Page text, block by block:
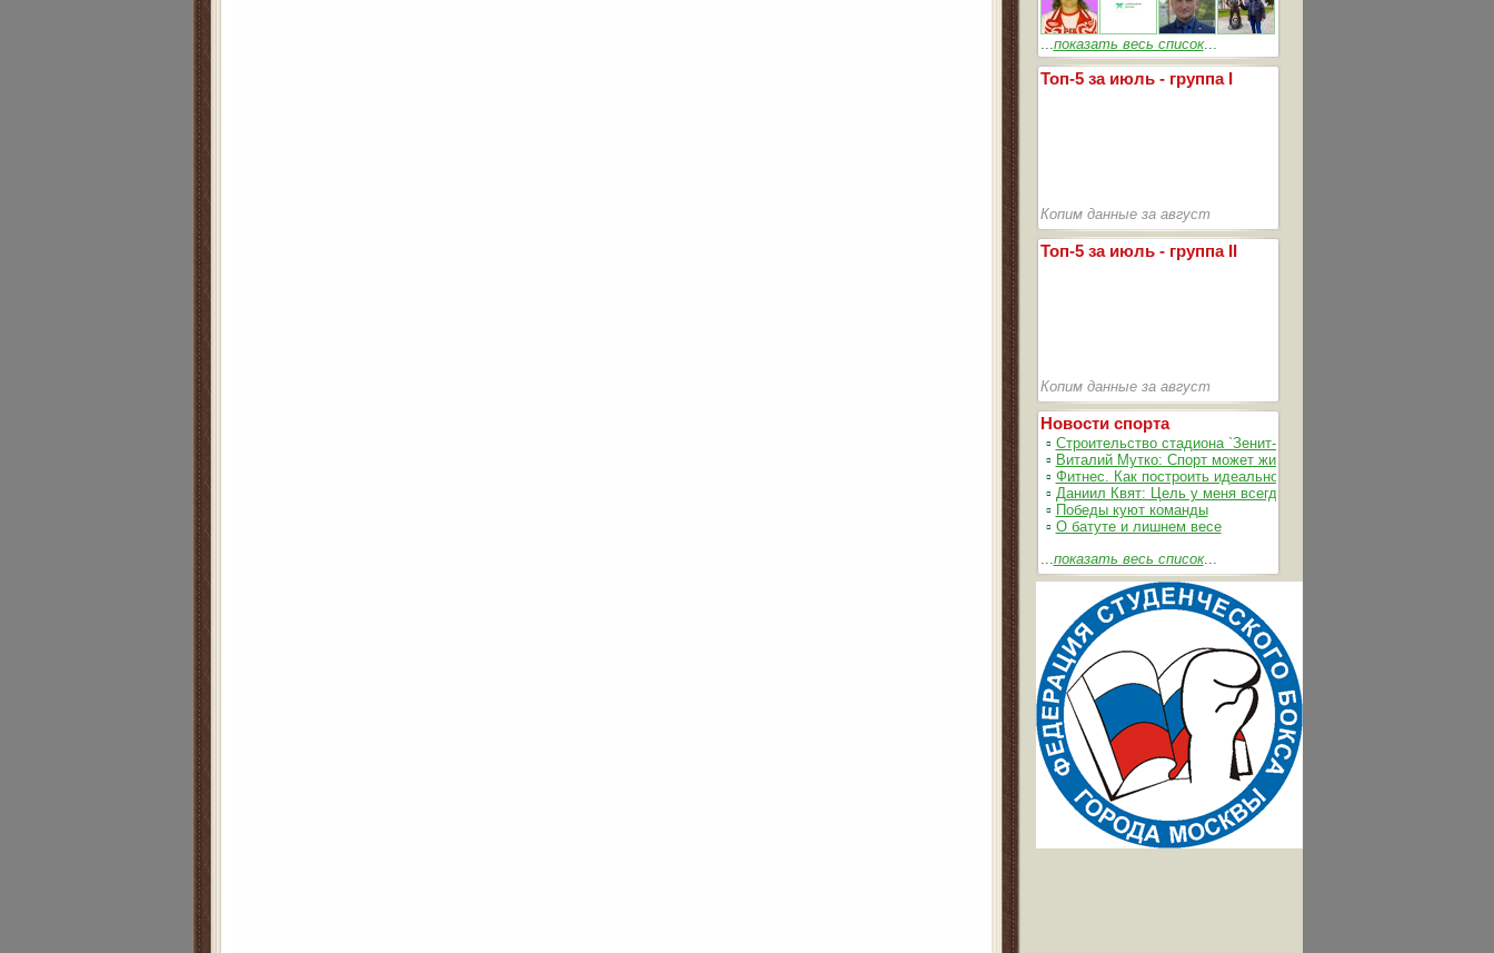
...показать весь список...
Топ-5 за июль - группа I
Копим данные за август
Топ-5 за июль - группа II
Копим данные за август
Новости спорта
▫ Строительство стадиона `Зенит-Арена` идет согласно графика
▫ Виталий Мутко: Спорт может жить без допинга
▫ Фитнес. Как построить идеальное тело
▫ Даниил Квят: Цель у меня всегда одна – выжимать из себя и
▫ Победы куют команды
▫ О батуте и лишнем весе
...показать весь список...